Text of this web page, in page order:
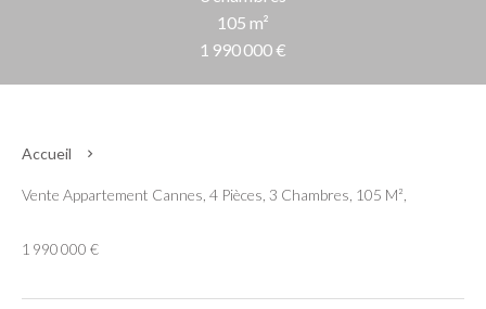
105 m²
1 990 000 €
Accueil
Vente Appartement Cannes, 4 Pièces, 3 Chambres, 105 M²,
1 990 000 €